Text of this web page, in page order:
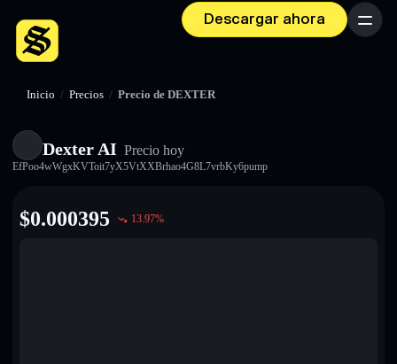
Descargar ahora Menú
Inicio / Precios / Precio de DEXTER
Dexter AI Precio hoy
EfPoo4wWgxKVToit7yX5VtXXBrhao4G8L7vrbKy6pump
$0.000395 13.97%